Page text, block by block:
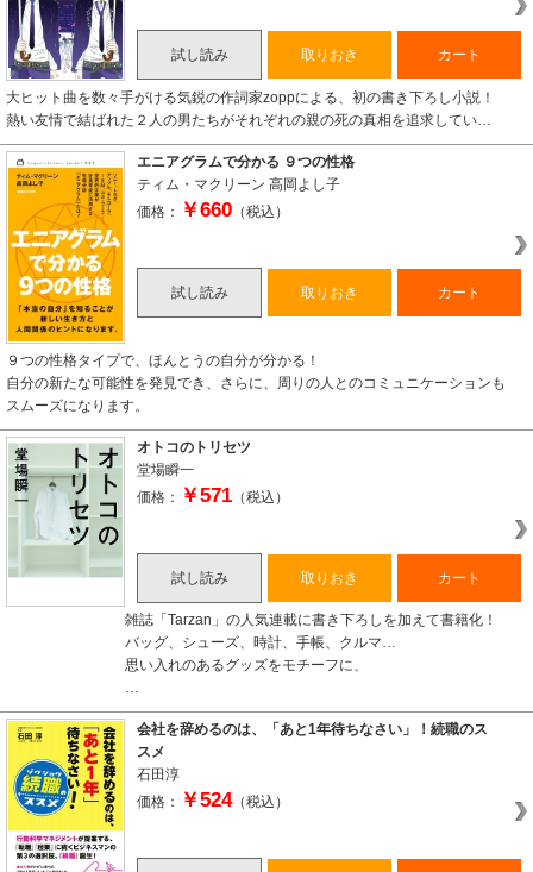
試し読み 取りおき カート
大ヒット曲を数々手がける気鋭の作詞家zoppによる、初の書き下ろし小説！
熱い友情で結ばれた２人の男たちがそれぞれの親の死の真相を追求してい…
エニアグラムで分かる ９つの性格
ティム・マクリーン 高岡よし子
価格：
￥660 （税込）
試し読み 取りおき カート
９つの性格タイプで、ほんとうの自分が分かる！
自分の新たな可能性を発見でき、さらに、周りの人とのコミュニケーションも
スムーズになります。
オトコのトリセツ
堂場瞬一
価格：
￥571 （税込）
試し読み 取りおき カート
雑誌「Tarzan」の人気連載に書き下ろしを加えて書籍化！
バッグ、シューズ、時計、手帳、クルマ…
思い入れのあるグッズをモチーフに、
会社を辞めるのは、「あと1年待ちなさい」！続職のス
スメ
石田淳
価格：
￥524（税込）